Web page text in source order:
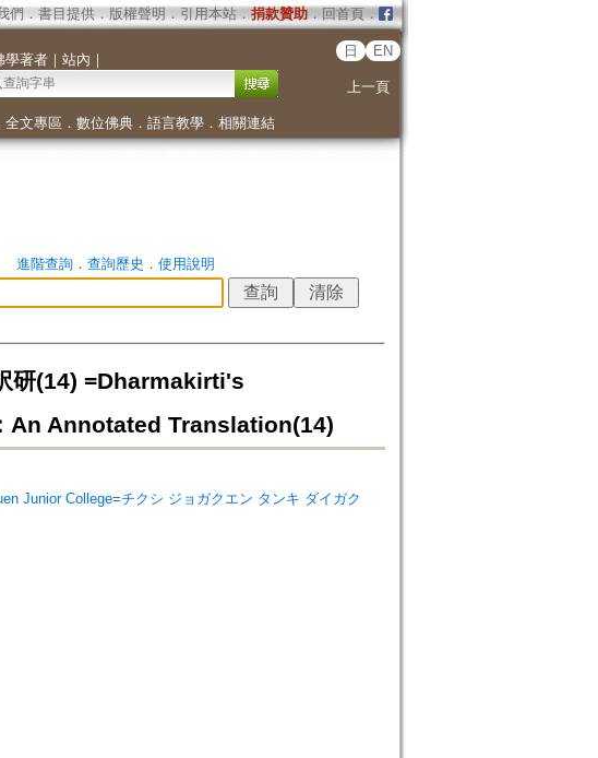
們 ． 書目提供． 版權聲明 ． 引用本站． 捐款贊助．回首頁．
學著者｜ 站內 ｜
日 EN
上一頁
全文專區 ． 數位佛典． 語言教學． 相關連結
進階查詢． 查詢歷史 ． 使用說明
研(14) =Dharmakirti's
Annotated Translation(14)
Junior College=チクシ ジョガクエン タンキ ダイガク